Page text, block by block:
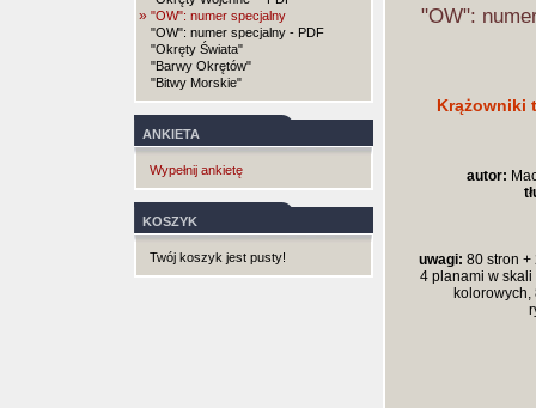
» "OW": numer specjalny
"OW": numer specjalny - PDF
"Okręty Świata"
"Barwy Okrętów"
"Bitwy Morskie"
ANKIETA
Wypełnij ankietę
KOSZYK
Twój koszyk jest pusty!
"OW":
Krążowniki
autor:
uwagi: 80 stron +
4 planami w
kolorowych,